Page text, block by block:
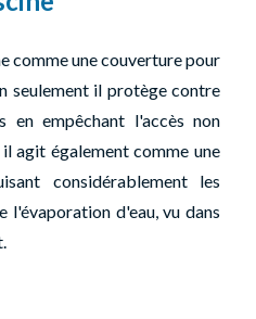
comme une couverture pour
seulement il protège contre
en empêchant l'accès non
agit également comme une
considérablement les
l'évaporation d'eau, vu dans